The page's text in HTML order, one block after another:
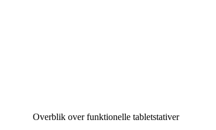
Overblik over funktionelle tabletstativer